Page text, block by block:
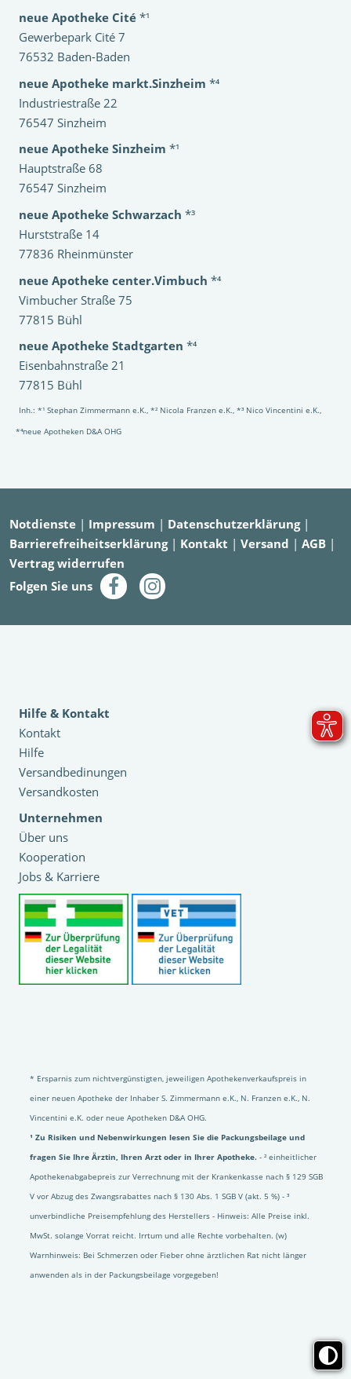
neue Apotheke Cité *¹
Gewerbepark Cité 7
76532 Baden-Baden
neue Apotheke markt.Sinzheim *⁴
Industriestraße 22
76547 Sinzheim
neue Apotheke Sinzheim *¹
Hauptstraße 68
76547 Sinzheim
neue Apotheke Schwarzach *³
Hurststraße 14
77836 Rheinmünster
neue Apotheke center.Vimbuch *⁴
Vimbucher Straße 75
77815 Bühl
neue Apotheke Stadtgarten *⁴
Eisenbahnstraße 21
77815 Bühl
Inh.: *¹ Stephan Zimmermann e.K., *² Nicola Franzen e.K., *³ Nico Vincentini e.K.,
*⁴neue Apotheken D&A OHG
Notdienste | Impressum | Datenschutzerklärung|
Barrierefreiheitserklärung| Kontakt | Versand | AGB |
Vertrag widerrufen
Folgen Sie uns
Hilfe & Kontakt
Kontakt
Hilfe
Versandbedinungen
Versandkosten
Unternehmen
Über uns
Kooperation
Jobs & Karriere
* Ersparnis zum nichtvergünstigten, jeweiligen Apothekenverkaufspreis in
einer neuen Apotheke der Inhaber S. Zimmermann e.K., N. Franzen e.K., N.
Vincentini e.K. oder neue Apotheken D&A OHG.
¹ Zu Risiken und Nebenwirkungen lesen Sie die Packungsbeilage und
fragen Sie Ihre Ärztin, Ihren Arzt oder in Ihrer Apotheke. - ² einheitlicher
Apothekenabgabepreis zur Verrechnung mit der Krankenkasse nach § 129 SGB
V vor Abzug des Zwangsrabattes nach § 130 Abs. 1 SGB V (akt. 5 %) - ³
unverbindliche Preisempfehlung des Herstellers - Hinweis: Alle Preise inkl.
MwSt. solange Vorrat reicht. Irrtum und alle Rechte vorbehalten. (w)
Warnhinweis: Bei Schmerzen oder Fieber ohne ärztlichen Rat nicht länger
anwenden als in der Packungsbeilage vorgegeben!